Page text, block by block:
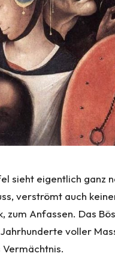
sieht eigentlich ganz
verströmt auch
zum Anfassen. Das
voller